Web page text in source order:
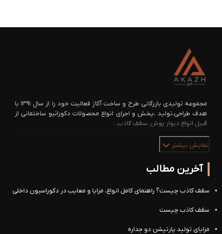
مجموعه تولیدی بازرگانی طرح و ساخت آکاژ فعالیت خود را از سال ۱۳۹۱ با
هدف طراحی،تولید ،پخش و اجرای انواع محصولات دکوراتیو ساختمانی از
قبیل انواع دیوار پوش ،سقف کاذب...
نمایش بیشتر
آخرین مطالب
سقف کاذب چیست؟ راهنمای کامل انواع، مزایا و معایب در دکوراسیون داخلی
سقف کاذب چیست
مزایای تولید پارتیشن دو جداره